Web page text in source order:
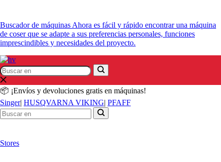
Buscador de máquinas Ahora es fácil y rápido encontrar una máquina
de coser que se adapte a sus preferencias personales, funciones
imprescindibles y necesidades del proyecto.
Buscar
en
Buscar
en
📦 ¡Envíos y devoluciones gratis en máquinas!
Singer| HUSQVARNA VIKING| PFAFF
Stores